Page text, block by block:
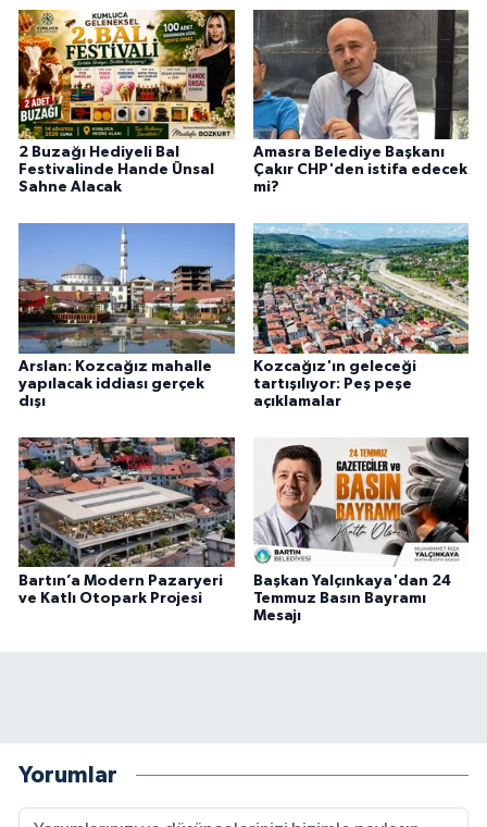
2 Buzağı Hediyeli Bal
Festivalinde Hande Ünsal
Sahne Alacak
Amasra Belediye Başkanı
Çakır CHP'den istifa edecek
mi?
Arslan: Kozcağız mahalle
yapılacak iddiası gerçek
dışı
Kozcağız'ın geleceği
tartışılıyor: Peş peşe
açıklamalar
Bartın’a Modern Pazaryeri
ve Katlı Otopark Projesi
Başkan Yalçınkaya'dan 24
Temmuz Basın Bayramı
Mesajı
Yorumlar